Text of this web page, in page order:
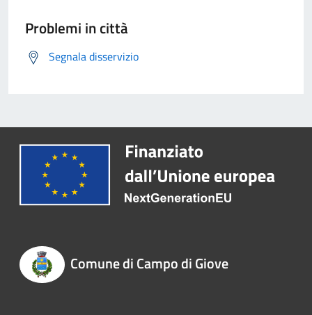
Problemi in città
Segnala disservizio
Comune di Campo di Giove